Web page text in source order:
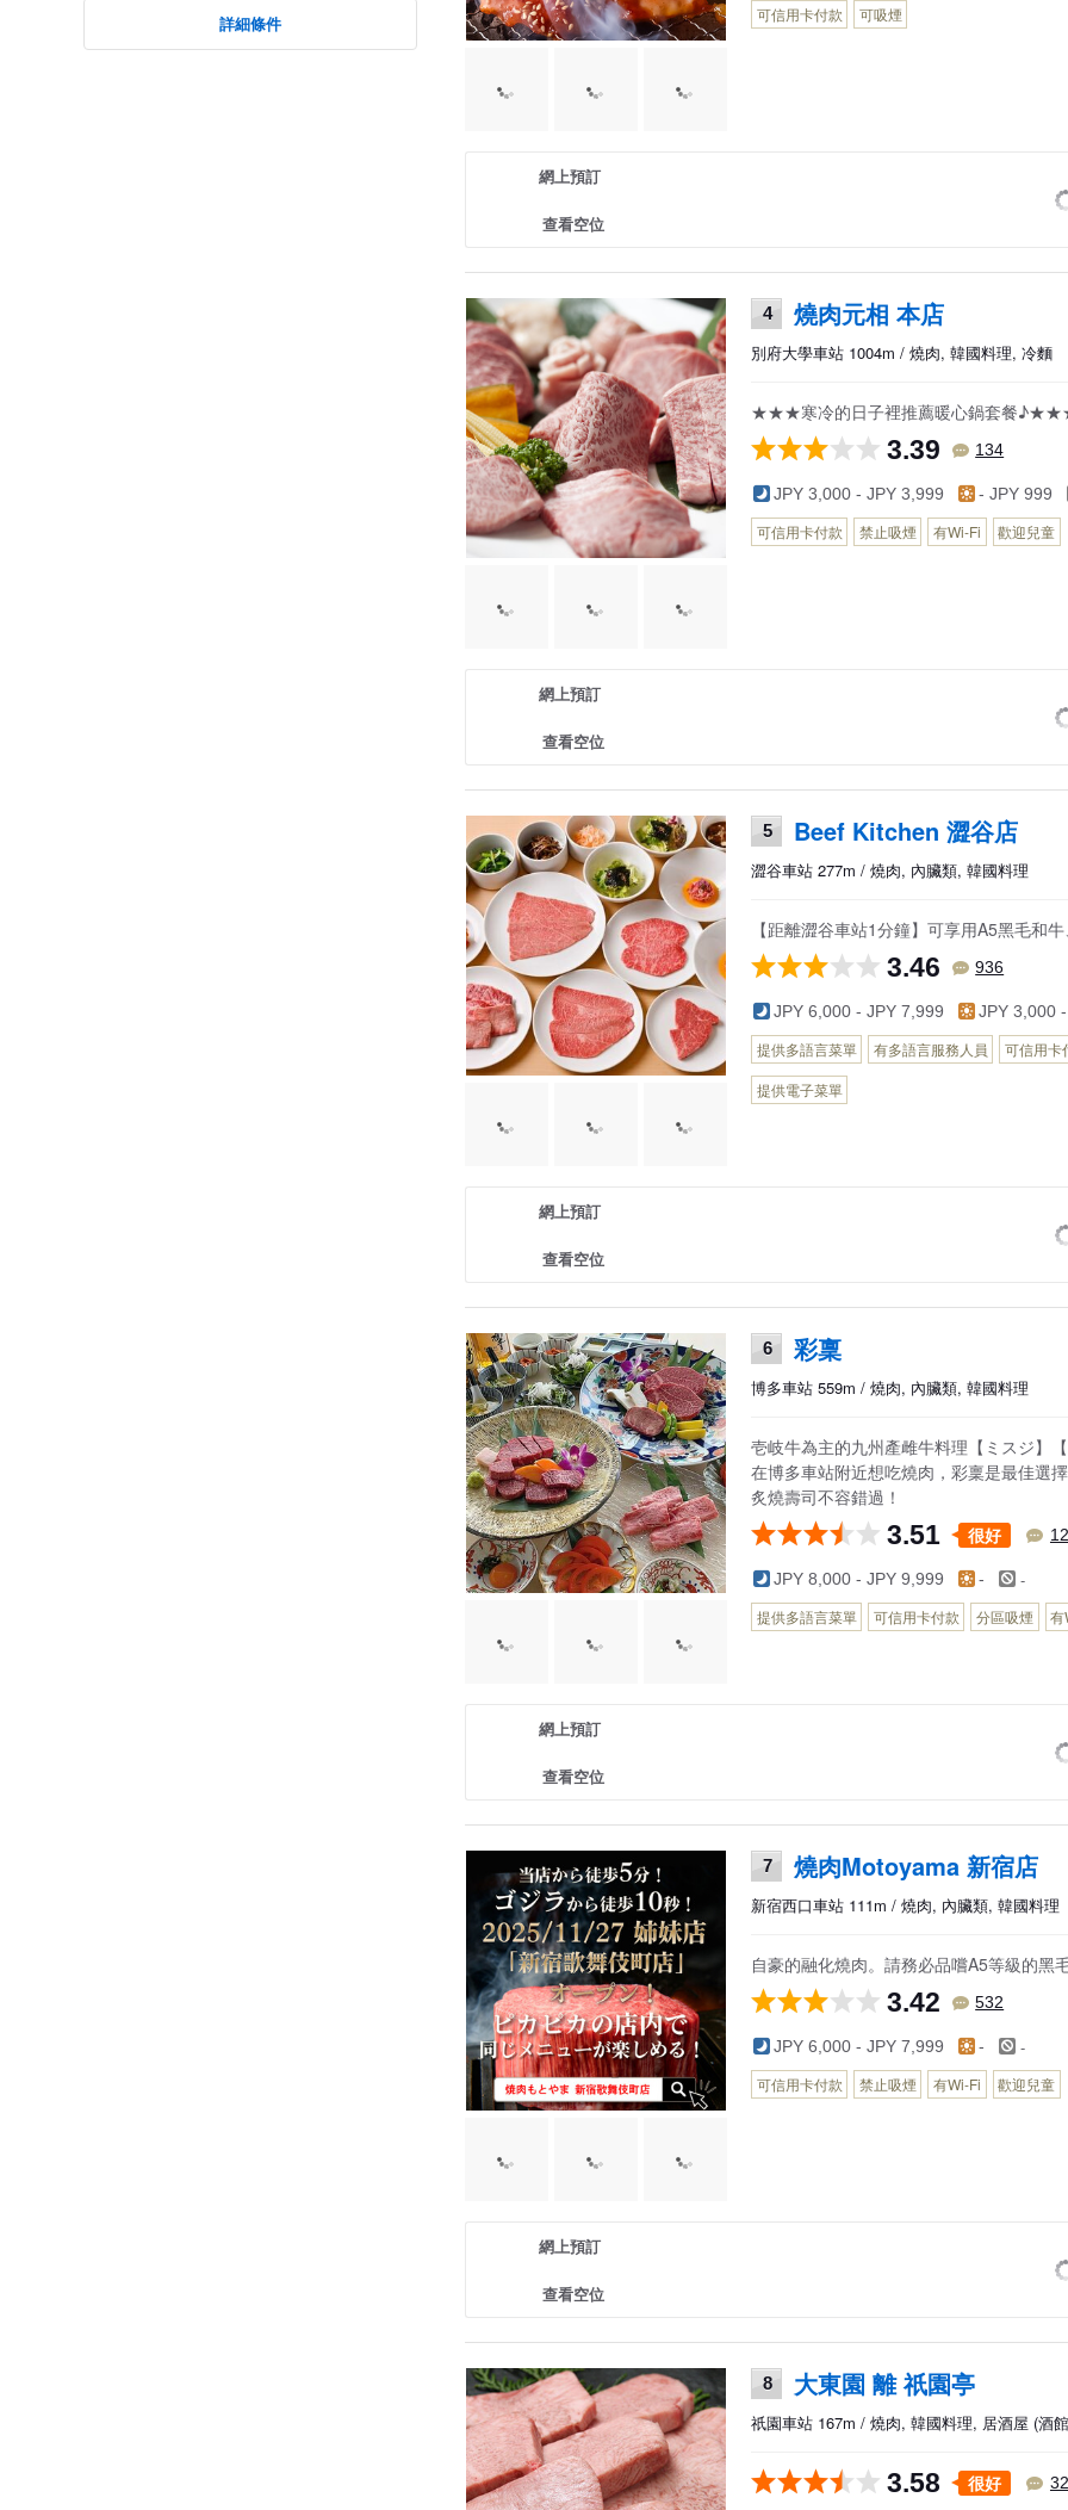
詳細條件 可信用卡付款 可吸煙
網上預訂
查看空位
4 燒肉元相 本店
別府大學車站 1004m / 燒肉, 韓國料理, 冷麵
★★★寒冷的日子裡推薦暖心鍋套餐♪★★★
3.39 134
JPY 3,000 - JPY 3,999 - JPY 999
可信用卡付款 禁止吸煙 有Wi-Fi 歡迎兒童
網上預訂
查看空位
5 Beef Kitchen 澀谷店
澀谷車站 277m / 燒肉, 內臟類, 韓國料理
【距離澀谷車站1分鐘】可享用A5黑毛和
3.46 936
JPY 6,000 - JPY 7,999 JPY 3,000
提供多語言菜單 有多語言服務人員 可信用卡
提供電子菜單
網上預訂
查看空位
6 彩稟
博多車站 559m / 燒肉, 內臟類, 韓國料理
壱岐牛為主的九州產雌牛料理【ミスジ】
在博多車站附近想吃燒肉，彩稟是最佳選
炙燒壽司不容錯過！
3.51 很好
JPY 8,000 - JPY 9,999 - -
提供多語言菜單 可信用卡付款 分區吸煙 有
網上預訂
查看空位
7 燒肉Motoyama 新宿店
新宿西口車站 111m / 燒肉, 內臟類, 韓國料理
自豪的融化燒肉。請務必品嚐A5等級的黑
3.42 532
JPY 6,000 - JPY 7,999 - -
可信用卡付款 禁止吸煙 有Wi-Fi 歡迎兒童
網上預訂
查看空位
8 大東園 離 祇園亭
祇園車站 167m / 燒肉, 韓國料理, 居酒屋 (酒
3.58 很好